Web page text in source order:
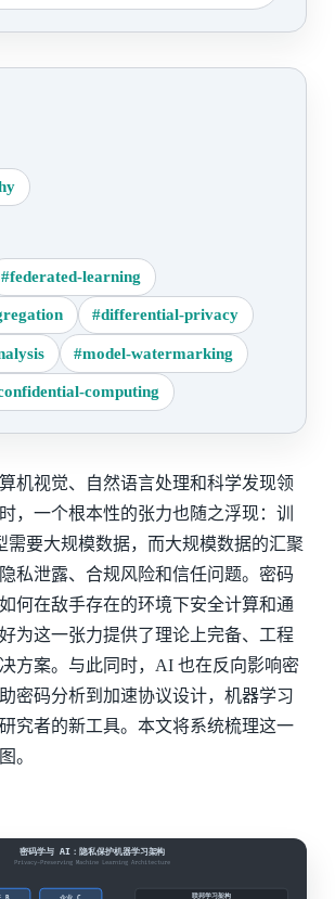
#federated-learning
#differential-privacy
#model-watermarking
computing
机视觉、自然语言处理和科学发现领
，一个根本性的张力也随之浮现：训
需要大规模数据，而大规模数据的汇聚
私泄露、合规风险和信任问题。密码
何在敌手存在的环境下安全计算和通
这一张力提供了理论上完备、工程
方案。与此同时，AI 也在反向影响密
密码分析到加速协议设计，机器学习
究者的新工具。本文将系统梳理这一
。